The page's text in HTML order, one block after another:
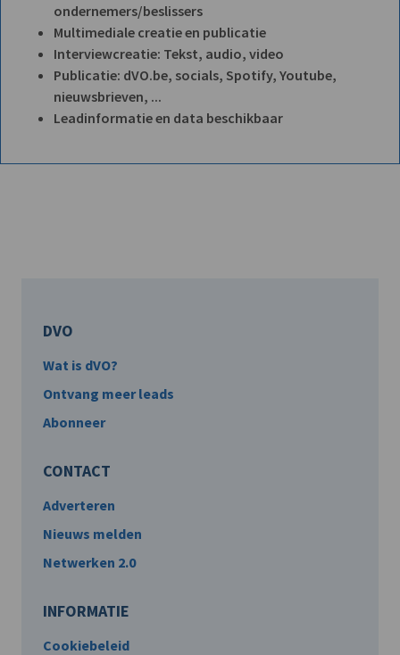
ondernemers/beslissers
Multimediale creatie en publicatie
Interviewcreatie: Tekst, audio, video
Publicatie: dVO.be, socials, Spotify, Youtube,
nieuwsbrieven, ...
Leadinformatie en data beschikbaar
DVO
Wat is dVO?
Ontvang meer leads
Abonneer
CONTACT
Adverteren
Nieuws melden
Netwerken 2.0
INFORMATIE
Cookiebeleid